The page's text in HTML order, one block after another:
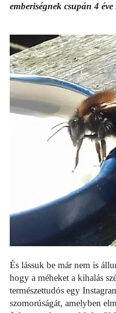
emberiségnek csupán 4
És lássuk be már nem is
hogy a méheket a kihalás
természettudós egy
szomorúságát, amelyben